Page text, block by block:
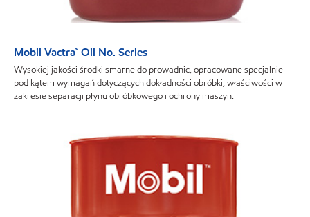
Mobil Vactra™ Oil No. Series
Wysokiej jakości środki smarne do prowadnic, opracowane specjalnie
pod kątem wymagań dotyczących dokładności obróbki, właściwości w
zakresie separacji płynu obróbkowego i ochrony maszyn.